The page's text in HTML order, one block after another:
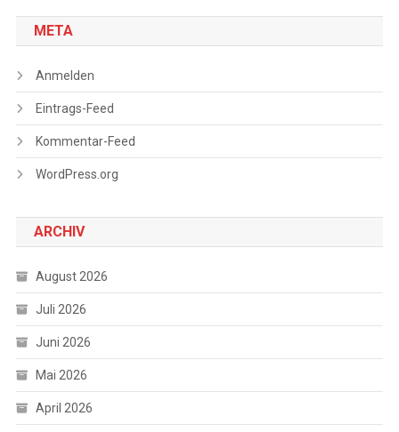
META
Anmelden
Eintrags-Feed
Kommentar-Feed
WordPress.org
ARCHIV
August 2026
Juli 2026
Juni 2026
Mai 2026
April 2026